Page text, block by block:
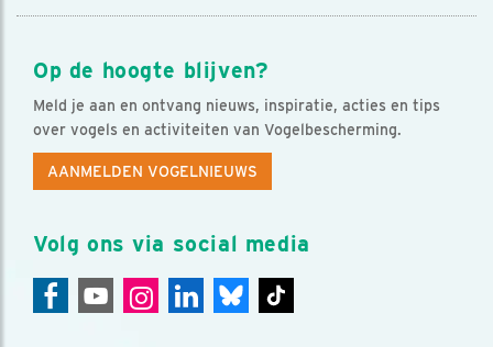
Op de hoogte blijven?
Meld je aan en ontvang nieuws, inspiratie, acties en tips
over vogels en activiteiten van Vogelbescherming.
AANMELDEN VOGELNIEUWS
Volg ons via social media